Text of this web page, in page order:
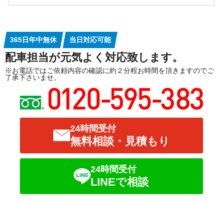
365日年中無休 当日対応可能
配車担当が元気よく対応致します。
※お電話ではご依頼内容の確認に約２分程お時間を頂きますのでご
了承下さいませ。
24時間受付
無料相談・見積もり
24時間受付
LINEで相談